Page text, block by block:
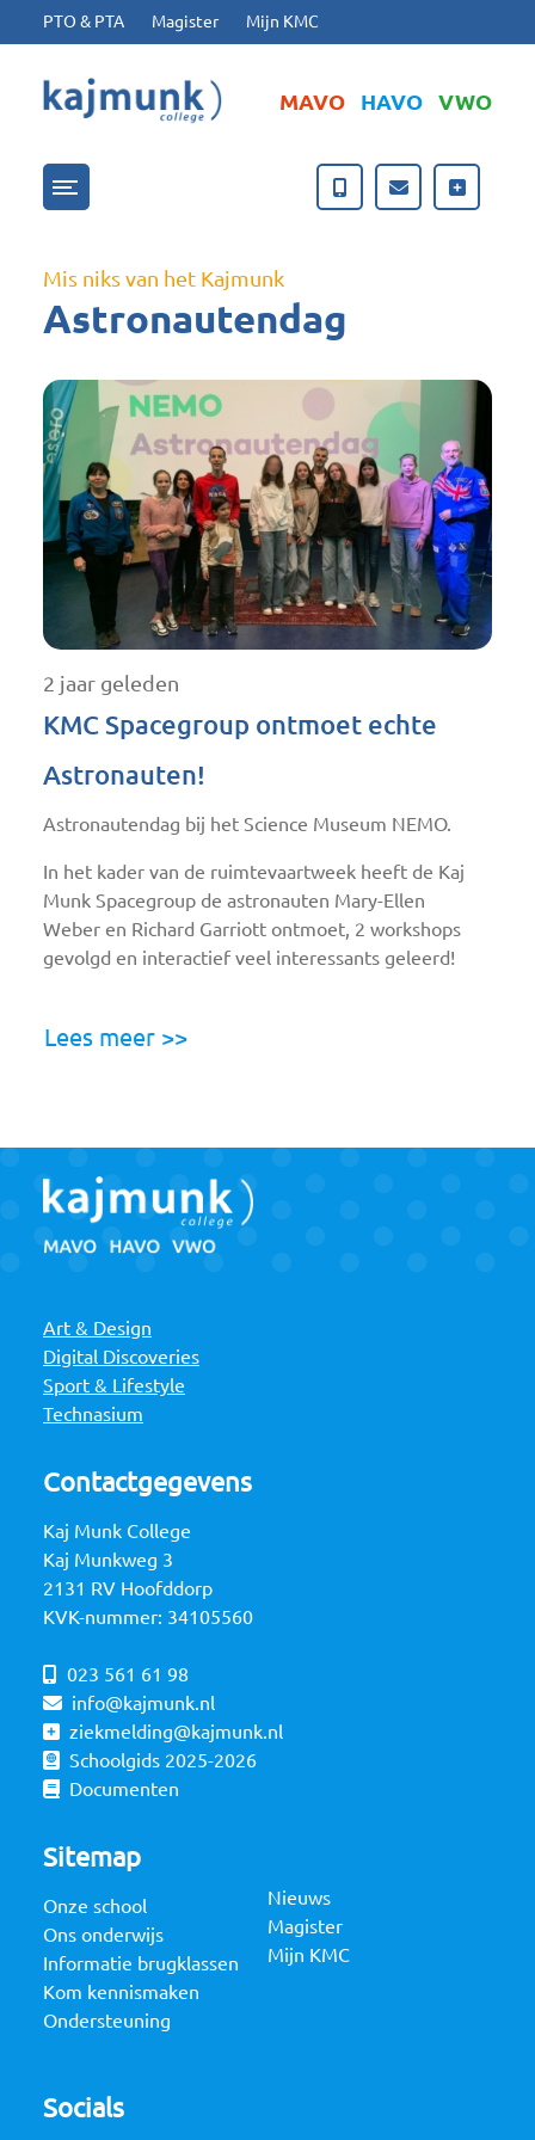
Ga naar hoofdinhoud
Ga naar footer
PTO & PTA Magister Mijn KMC
MAVO HAVO VWO
Menu openen/sluiten
Mis niks van het Kajmunk
Astronautendag
2 jaar geleden
KMC Spacegroup ontmoet echte
Astronauten!
Astronautendag bij het Science Museum NEMO.
In het kader van de ruimtevaartweek heeft de Kaj
Munk Spacegroup de astronauten Mary-Ellen
Weber en Richard Garriott ontmoet, 2 workshops
gevolgd en interactief veel interessants geleerd!
Lees meer >>
Art & Design
Digital Discoveries
Sport & Lifestyle
Technasium
Contactgegevens
Kaj Munk College
Kaj Munkweg 3
2131 RV Hoofddorp
KVK-nummer: 34105560
023 561 61 98
info@kajmunk.nl
ziekmelding@kajmunk.nl
Schoolgids 2025-2026
Documenten
Sitemap
Onze school
Ons onderwijs
Informatie brugklassen
Kom kennismaken
Ondersteuning
Nieuws
Magister
Mijn KMC
Socials